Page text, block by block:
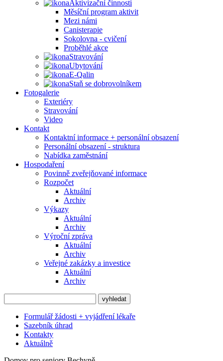
Aktivizační činnosti
Měsíční program aktivit
Mezi námi
Canisterapie
Sokolovna - cvičení
Proběhlé akce
Stravování
Ubytování
E-Qalin
Staň se dobrovolníkem
Fotogalerie
Exteriéry
Stravování
Video
Kontakt
Kontaktní informace + personální obsazení
Personální obsazení - struktura
Nabídka zaměstnání
Hospodaření
Povinně zveřejňované informace
Rozpočet
Aktuální
Archiv
Výkazy
Aktuální
Archiv
Výroční zpráva
Aktuální
Archiv
Veřejné zakázky a investice
Aktuální
Archiv
Formulář žádosti + vyjádření lékaře
Sazebník úhrad
Kontakty
Aktuálně